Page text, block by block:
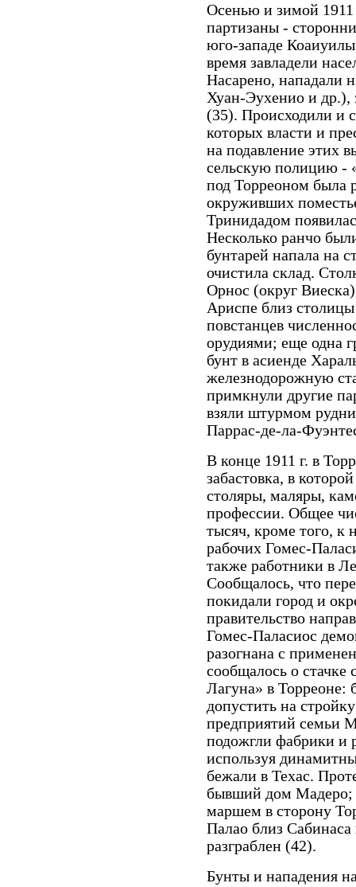
Осенью и зимой 1911
партизаны ­-
юго-западе
время завладели
Насарено, нападали
Хуан-Эухенио и др.),
(35). Происходили и
которых власти и
на подавление этих
сельскую полицию ­-
под Торреоном была
окруживших
Тринидадом
Несколько ранчо
бунтарей напала на
очистила склад.
Орнос (округ
Ариспе близ
повстанцев
орудиями; еще одна
бунт в асиенде
железнодорожную
примкнули другие
взяли штурмом
Паррас-де-ла-
В конце 1911 г. в
забастовка, в
столяры, маляры,
профессии. Общее
тысяч, кроме того, к
рабочих Гомес-
также работники в
Сообщалось, что
покидали город и
правительство
Гомес-Паласиос
разогнана с
сообщалось о стачке
Лагуна» в Торреоне:
допустить на
предприятий семьи
подожгли фабрики и
используя
бежали в Техас.
бывший дом Мадеро;
маршем в сторону
Палао близ
разграблен (42).
Бунты и нападения